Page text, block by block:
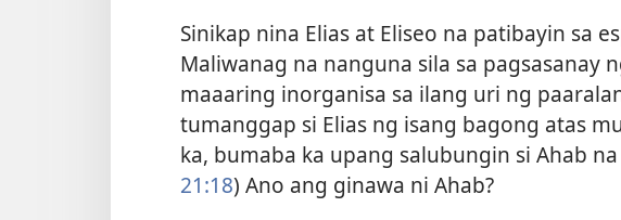
Sinikap nina Elias at Eliseo na patibayin sa
Maliwanag na nanguna sila sa pagsasanay
maaaring inorganisa sa ilang uri ng
tumanggap si Elias ng isang bagong atas
ka, bumaba ka upang salubungin si Ahab
21:18) Ano ang ginawa ni Ahab?